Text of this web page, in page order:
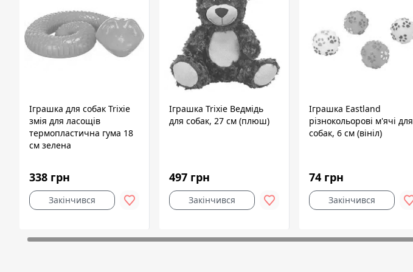
Іграшка для собак Trixie
змія для ласощів
термопластична гума 18
см зелена
338 грн
Закінчився
Іграшка Trixie Ведмідь
для собак, 27 см (плюш)
497 грн
Закінчився
Іграшка Eastland
різнокольорові м'ячі для
собак, 6 см (вініл)
74 грн
Закінчився